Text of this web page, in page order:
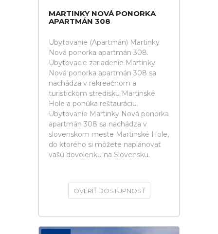
MARTINKY NOVÁ PONORKA
APARTMÁN 308
Ubytovanie (Apartmán) Martinky
Nová ponorka apartmán 308.
Ubytovacie zariadenie Martinky
Nová ponorka apartmán 308 sa
nachádza v rekreačnom a
turistickom stredisku Martinské
Hole a ponúka reštauráciu.
Ubytovanie Martinky Nová ponorka
apartmán 308 sa nachádza v
slovenskom meste Martinské Hole,
do ktorého si môžete naplánovať
vašú dovolenku na Slovensku.
OVERIŤ DOSTUPNOSŤ